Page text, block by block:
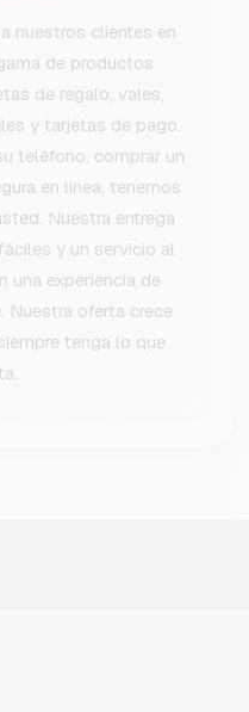
nuestros clientes en
de productos
de regalo, vales,
y tarjetas de pago.
teléfono, comprar un
en línea, tenemos
Nuestra entrega
y un servicio al
una experiencia de
Nuestra oferta crece
tenga lo que